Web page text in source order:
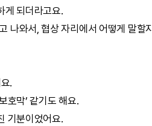
게 되더라고요.
나와서, 협상 자리에서 어떻게 말할지
.
호막’ 같기도 해요.
기분이었어요.